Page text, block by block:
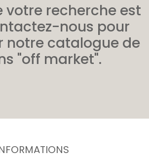
votre recherche est
nous pour
notre catalogue de
"off market".